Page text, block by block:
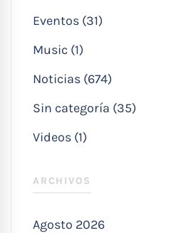
Eventos (31)
Music (1)
Noticias (674)
Sin categoría (35)
Videos (1)
ARCHIVOS
Agosto 2026